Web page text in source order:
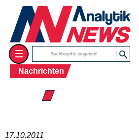
☰
Nachrichten
☰ 2011
17.10.2011